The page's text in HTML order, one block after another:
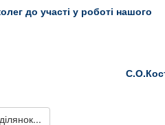
до участі у роботі нашого